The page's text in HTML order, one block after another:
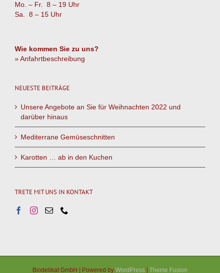
Mo. – Fr. 8 – 19 Uhr
Sa. 8 – 15 Uhr
Wie kommen Sie zu uns?
» Anfahrtbeschreibung
NEUESTE BEITRÄGE
Unsere Angebote an Sie für Weihnachten 2022 und
darüber hinaus
Mediterrane Gemüseschnitten
Karotten … ab in den Kuchen
TRETE MIT UNS IN KONTAKT
Biodelikat GmbH | Powered by WordPress Theme Fusion